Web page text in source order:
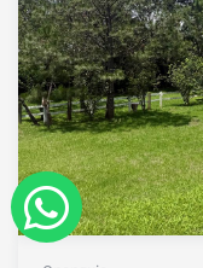
W
h